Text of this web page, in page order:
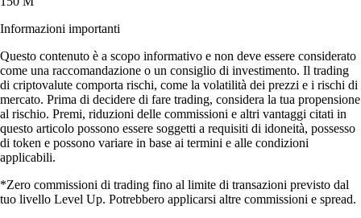
Informazioni importanti
Questo contenuto è a scopo informativo e non deve essere considerato
come una raccomandazione o un consiglio di investimento. Il trading
di criptovalute comporta rischi, come la volatilità dei prezzi e i rischi di
mercato. Prima di decidere di fare trading, considera la tua propensione
al rischio. Premi, riduzioni delle commissioni e altri vantaggi citati in
questo articolo possono essere soggetti a requisiti di idoneità, possesso
di token e possono variare in base ai termini e alle condizioni
applicabili.
*Zero commissioni di trading fino al limite di transazioni previsto dal
tuo livello Level Up. Potrebbero applicarsi altre commissioni e spread.